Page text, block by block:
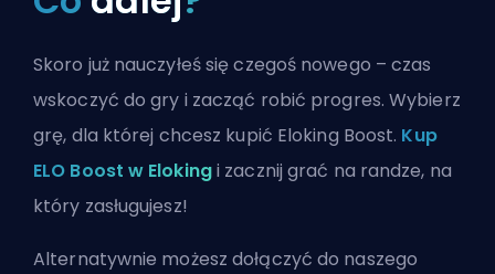
Skoro już nauczyłeś się czegoś nowego – czas
wskoczyć do gry i zacząć robić progres. Wybierz
grę, dla której chcesz kupić Eloking Boost. Kup
ELO Boost w Elokingi zacznij grać na randze, na
który zasługujesz!
Alternatywnie możeszdołączyć do naszego